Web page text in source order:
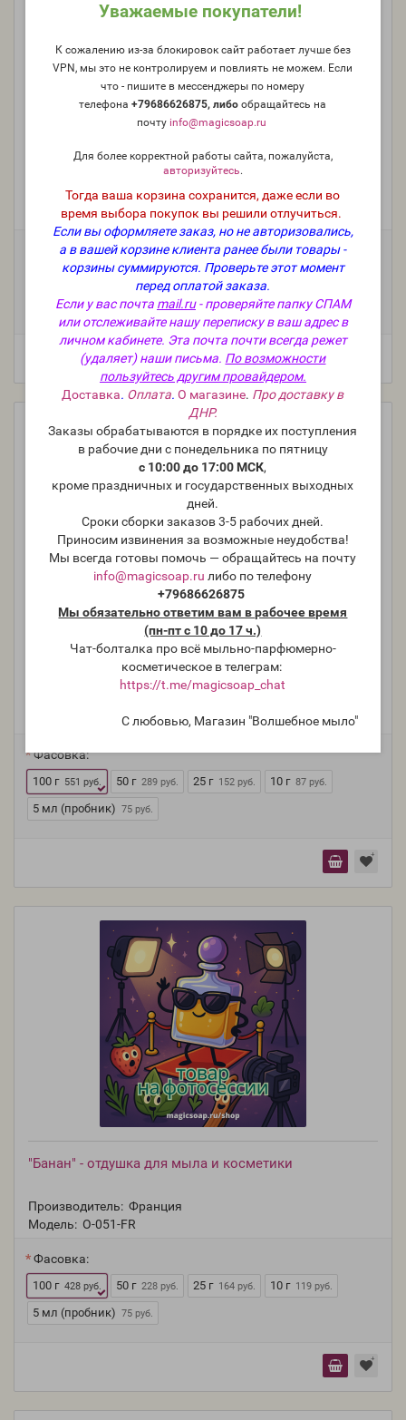
Уважаемые покупатели!
К сожалению из-за блокировок сайт работает лучше без
VPN, мы это не контролируем и повлиять не можем. Если
что - пишите в мессенджеры по номеру
телефона+79686626875, либообращайтесь на
почту info@magicsoap.ru
Для более корректной работы сайта, пожалуйста,
авторизуйтесь.
Тогда ваша корзина сохранится, даже если во
время выбора покупок вы решили отлучиться.
Если вы оформляете заказ, но не авторизовались,
а в вашей корзине клиента ранее были товары -
корзины суммируются. Проверьте этот момент
перед оплатой заказа.
Если у вас почта mail.ru- проверяйте папку СПАМ
или отслеживайте нашу переписку в ваш адрес в
личном кабинете. Эта почта почти всегда режет
(удаляет) наши письма. По возможности
пользуйтесь другим провайдером.
Доставка. Оплата.О магазине. Про доставку в
ДНР.
Заказы обрабатываются в порядке их поступления
в рабочие дни с понедельника по пятницу
с 10:00 до 17:00 МСК,
кроме праздничных и государственных выходных
дней.
Сроки сборки заказов 3-5 рабочих дней.
Приносим извинения за возможные неудобства!
Мы всегда готовы помочь — обращайтесь на почту
info@magicsoap.ru либо по телефону
+79686626875
Мы обязательно ответим вам в рабочее время
(пн-пт с 10 до 17 ч.)
Чат-болталка про всё мыльно-парфюмерно-
косметическое в телеграм:
https://t.me/magicsoap_chat
С любовью, Магазин "Волшебное мыло"
"Банан и клубника" - отдушка для мыла и косметики
Производитель: Düllberg Konzentra, Германия
Модель: O-602-G
Фасовка:
598 руб. 50 г 347 руб. 191 руб. 10 г
5 мл (пробник) 75 руб.
"Банан" - водорастворимая отдушка для мыла и
O-206-VR
Фасовка:
100 г 551 руб. 50 г 289 руб. 25 г 152 руб. 10 г 87 руб.
5 мл (пробник) 75 руб.
"Банан" - отдушка для мыла и косметики
Производитель: Франция
Модель: O-051-FR
Фасовка:
100 г 428 руб. 50 г 228 руб. 25 г 164 руб. 10 г 119 руб.
5 мл (пробник) 75 руб.